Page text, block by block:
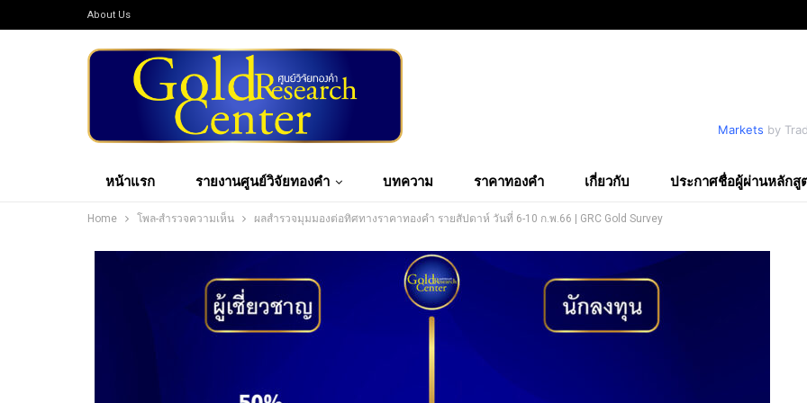
About Us
Markets by
หน้าแรก รายงานศูนย์วิจัยทองคำ บทความ ราคาทองคำ เกี่ยวกับ ประกาศชื่อผู้ผ่านหลักสู
Home โพล-สำรวจความเห็น ผลสำรวจมุมมองต่อทิศทางราคาทองคำ รายสัปดาห์ วันที่ 6-10 ก.พ.66 | GRC Gold Survey